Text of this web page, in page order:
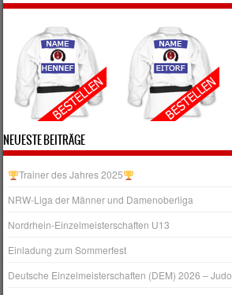
NEUESTE BEITRÄGE
Trainer des Jahres 2025
NRW‑Liga der Männer und Damenoberliga
Nordrhein-Einzelmeisterschaften U13
Einladung zum Sommerfest
Deutsche Einzelmeisterschaften (DEM) 2026 – Judo